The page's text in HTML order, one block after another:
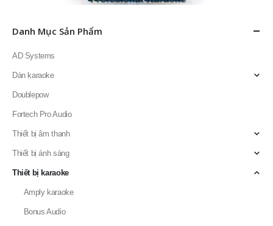
Danh Mục Sản Phẩm
AD Systems
Dàn karaoke
Doublepow
Fortech Pro Audio
Thiết bị âm thanh
Thiết bị ánh sáng
Thiết bị karaoke
Amply karaoke
Bonus Audio